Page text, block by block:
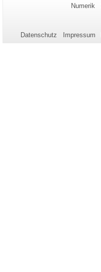
Seiten-
Numerik
Datenschutz Impressum